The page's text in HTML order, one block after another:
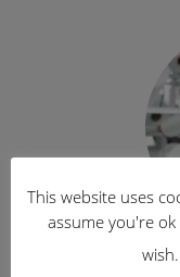
Garn
This website uses
assume you're
wish.